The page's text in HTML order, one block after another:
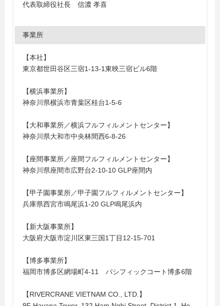
代表取締役社長 信濃 孝喜
事業所
【本社】
東京都世田谷区三宿1-13-1東映三宿ビル6階
【横浜事業所】
神奈川県横浜市青葉区桂台1-5-6
【大和事業所／横浜フルフィルメントセンター】
神奈川県大和市中央林間西6-8-26
【座間事業所／座間フルフィルメントセンター】
神奈川県座間市広野台2-10-10 GLP座間内
【甲子園事業所／甲子園フルフィルメントセンター】
兵庫県西宮市鳴尾浜1-20 GLP鳴尾浜内
【新大阪事業所】
大阪府大阪市淀川区東三国1丁目12-15-701
【博多事業所】
福岡市博多区網場町4-11 パシフィックコート博多6階
【RIVERCRANE VIETNAM CO., LTD.】